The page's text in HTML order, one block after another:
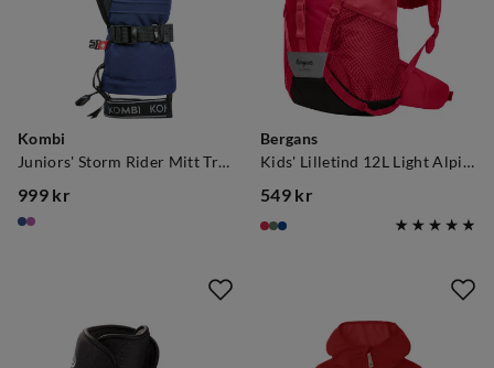
Kombi
Juniors' Storm Rider Mitt True Navy
price
999 kr
Bergans
Kids' Lilletind 12L Light Alpine Rose/alpine Rose
price
549 kr